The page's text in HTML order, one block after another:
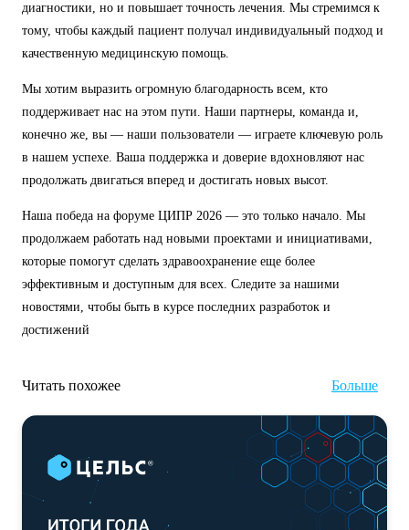
диагностики, но и повышает точность лечения. Мы стремимся к
тому, чтобы каждый пациент получал индивидуальный подход и
качественную медицинскую помощь.
Мы хотим выразить огромную благодарность всем, кто
поддерживает нас на этом пути. Наши партнеры, команда и,
конечно же, вы — наши пользователи — играете ключевую роль
в нашем успехе. Ваша поддержка и доверие вдохновляют нас
продолжать двигаться вперед и достигать новых высот.
Наша победа на форуме ЦИПР 2026 — это только начало. Мы
продолжаем работать над новыми проектами и инициативами,
которые помогут сделать здравоохранение еще более
эффективным и доступным для всех. Следите за нашими
новостями, чтобы быть в курсе последних разработок и
достижений
Читать похожее Больше